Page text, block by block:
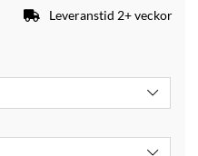
Leveranstid 2+ veckor